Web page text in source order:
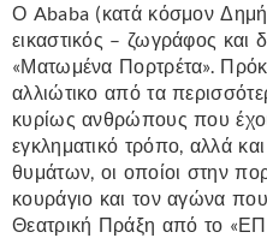
Ο Ababa (κατά κόσμον
εικαστικός – ζωγράφος και
«Ματωμένα Πορτρέτα».
αλλιώτικο από τα
κυρίως ανθρώπους που
εγκληματικό τρόπο, αλλά
θυμάτων, οι οποίοι στην
κουράγιο και τον αγώνα
Θεατρική Πράξη από το